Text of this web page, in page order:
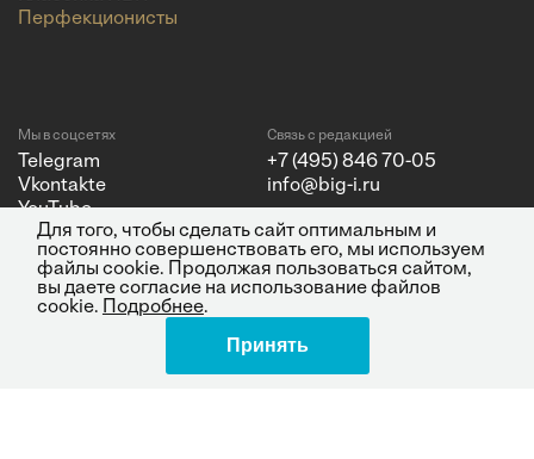
Перфекционисты
Мы в соцсетях
Telegram
Vkontakte
YouTube
Связь с редакцией
+7 (495) 846 70-05
info@big-i.ru
Медиа"
Для того, чтобы сделать сайт оптимальным и
постоянно совершенствовать его, мы используем
файлы cookie. Продолжая пользоваться сайтом,
вы даете согласие на использование файлов
cookie.
Подробнее.
Принять